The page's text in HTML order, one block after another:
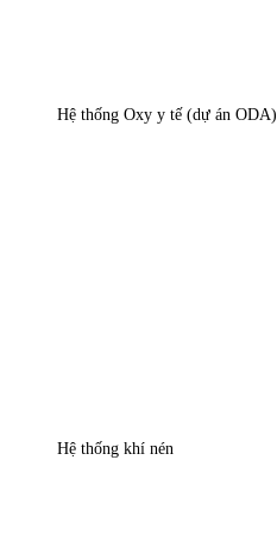
Hệ thống Oxy y tế (dự án ODA)
Hệ thống khí nén